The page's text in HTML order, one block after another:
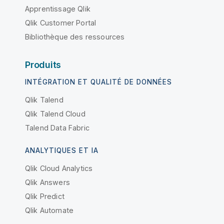
Apprentissage Qlik
Qlik Customer Portal
Bibliothèque des ressources
Produits
INTÉGRATION ET QUALITÉ DE DONNÉES
Qlik Talend
Qlik Talend Cloud
Talend Data Fabric
ANALYTIQUES ET IA
Qlik Cloud Analytics
Qlik Answers
Qlik Predict
Qlik Automate